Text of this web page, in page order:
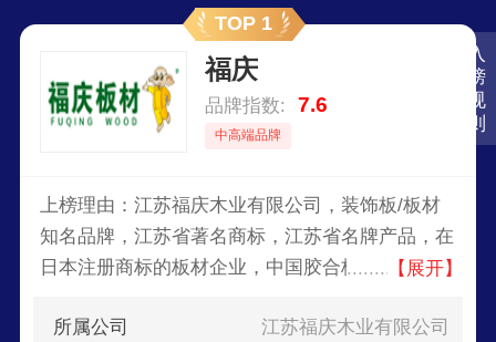
入
榜
规
则
TOP 1
福庆
品牌指数: 7.6
中高端品牌
上榜理由：江苏福庆木业有限公司，装饰板/板材
知名品牌，江苏省著名商标，江苏省名牌产品，在
日本注册商标的板材企业，中国胶合板协会执行会
【展开】
所属公司 江苏福庆木业有限公司